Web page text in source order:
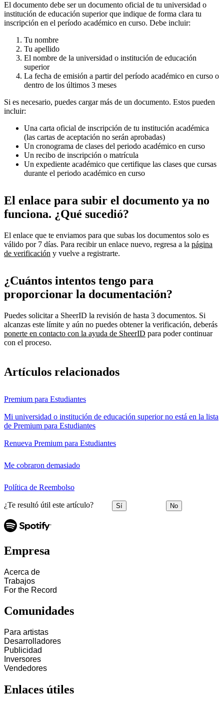
El documento debe ser un documento oficial de tu universidad o
institución de educación superior que indique de forma clara tu
inscripción en el período académico en curso. Debe incluir:
Tu nombre
Tu apellido
El nombre de la universidad o institución de educación
superior
La fecha de emisión a partir del período académico en curso o
dentro de los últimos 3 meses
Si es necesario, puedes cargar más de un documento. Estos pueden
incluir:
Una carta oficial de inscripción de tu institución académica
(las cartas de aceptación no serán aprobadas)
Un cronograma de clases del periodo académico en curso
Un recibo de inscripción o matrícula
Un expediente académico que certifique las clases que cursas
durante el periodo académico en curso
El enlace para subir el documento ya no
funciona. ¿Qué sucedió?
El enlace que te enviamos para que subas los documentos solo es
válido por 7 días. Para recibir un enlace nuevo, regresa a la página
de verificación y vuelve a registrarte.
¿Cuántos intentos tengo para
proporcionar la documentación?
Puedes solicitar a SheerID la revisión de hasta 3 documentos. Si
alcanzas este límite y aún no puedes obtener la verificación, deberás
ponerte en contacto con la ayuda de SheerID para poder continuar
con el proceso.
Artículos relacionados
Premium para Estudiantes
Mi universidad o institución de educación superior no está en la lista
de Premium para Estudiantes
Renueva Premium para Estudiantes
Me cobraron demasiado
Política de Reembolso
¿Te resultó útil este artículo? Sí No
Empresa
Acerca de
Trabajos
For the Record
Comunidades
Para artistas
Desarrolladores
Publicidad
Inversores
Vendedores
Enlaces útiles